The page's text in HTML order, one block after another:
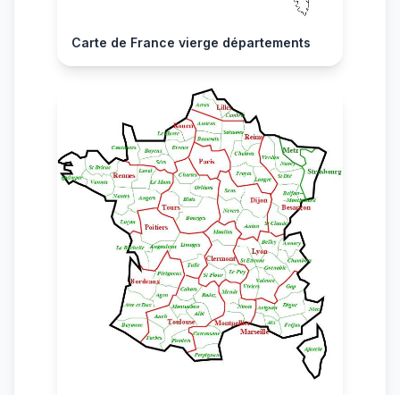
Carte de France vierge départements